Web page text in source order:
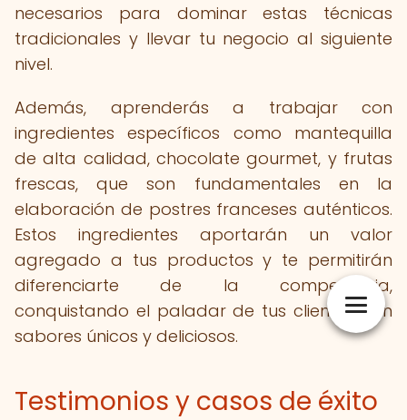
necesarios para dominar estas técnicas
tradicionales y llevar tu negocio al siguiente
nivel.
Además, aprenderás a trabajar con
ingredientes específicos como mantequilla
de alta calidad, chocolate gourmet, y frutas
frescas, que son fundamentales en la
elaboración de postres franceses auténticos.
Estos ingredientes aportarán un valor
agregado a tus productos y te permitirán
diferenciarte de la competencia,
conquistando el paladar de tus clientes con
sabores únicos y deliciosos.
Testimonios y casos de éxito